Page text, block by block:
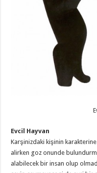
Evcil Hayvan
Karşinizdaki kişinin
alirken goz onunde
alabilecek bir insan olup